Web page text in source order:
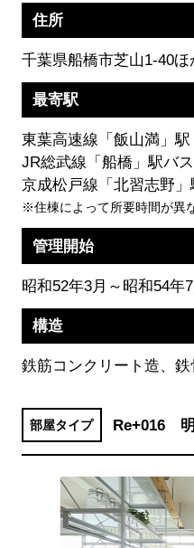
住所
千葉県船橋市芝山1-40ほ
最寄駅
東葉高速線「飯山満」駅
JR総武線「船橋」駅バ
京成松戸線「北習志野
※住棟によって所要時間が異
管理開始
昭和52年3月～昭和54年7
構造
鉄筋コンクリート造、
部屋タイプ Re+016 明